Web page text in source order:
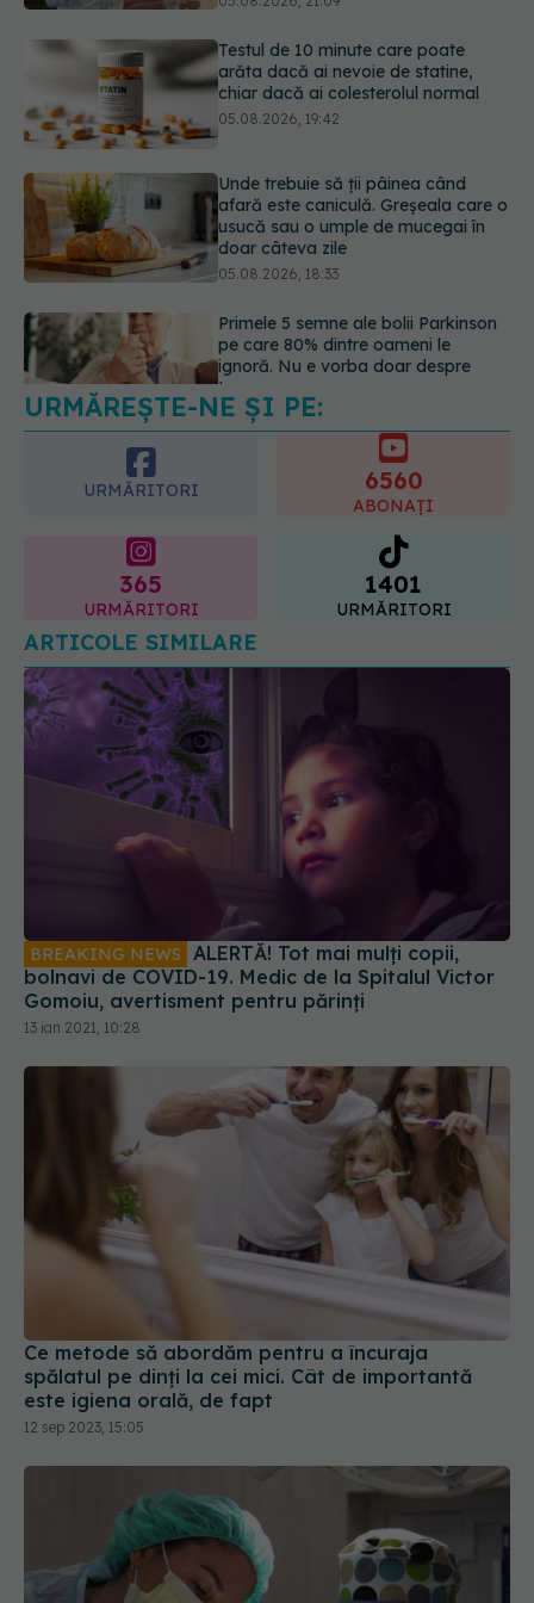
05.08.2026, 19:42
Unde trebuie să ții pâinea când
afară este caniculă. Greșeala care o
usucă sau o umple de mucegai în
Primele 5 semne ale bolii Parkinson
pe care 80% dintre oameni le
ignoră. Nu e vorba doar despre
tremor
Gabriela Cristea, manifest pentru
respect și acceptare: Corpul
fiecăruia spune o poveste
05.08.2026, 21:23
URMĂREȘTE-NE ȘI PE:
URMĂRITORI
ABONAȚI
URMĂRITORI
1401
URMĂRITORI
ARTICOLE SIMILARE
bolnavi de COVID-19. Medic de la Spitalul Victor
Gomoiu, avertisment pentru părinți
13 ian 2021, 10:28
Ce metode să abordăm pentru a încuraja
spălatul pe dinți la cei mici. Cât de importantă
este igiena orală, de fapt
12 sep 2023, 15:05